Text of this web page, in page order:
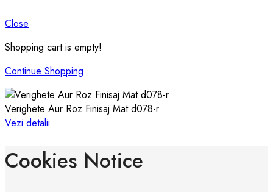
Close
Shopping cart is empty!
Continue Shopping
Verighete Aur Roz Finisaj Mat d078-r
Vezi detalii
Cookies Notice